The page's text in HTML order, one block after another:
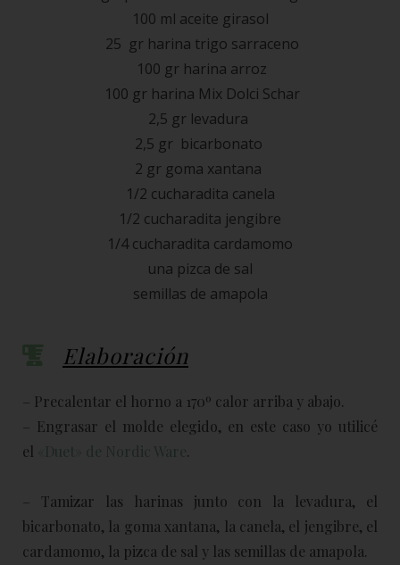
100 ml aceite girasol
25 gr harina trigo sarraceno
100 gr harina arroz
100 gr harina Mix Dolci Schar
2,5 gr levadura
2,5 gr bicarbonato
2 gr goma xantana
1/2 cucharadita canela
1/2 cucharadita jengibre
1/4 cucharadita cardamomo
una pizca de sal
semillas de amapola
Elaboración
– Precalentar el horno a 170º calor arriba y abajo.
– Engrasar el molde elegido, en este caso yo utilicé
el
«Duet» de Nordic Ware.
– Tamizar las harinas junto con la levadura, el
bicarbonato, la goma xantana, la canela, el jengibre, el
cardamomo, la pizca de sal y las semillas de amapola.